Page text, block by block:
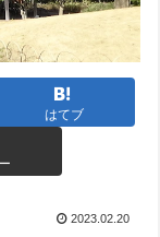
はてブ
2023.02.20